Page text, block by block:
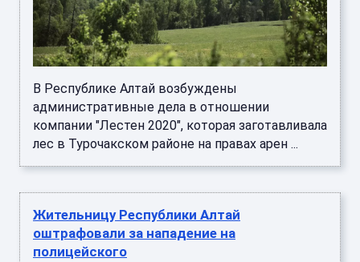
В Республике Алтай возбуждены
административные дела в отношении
компании "Лестен 2020", которая заготавливала
лес в Турочакском районе на правах арен ...
Жительницу Республики Алтай
оштрафовали за нападение на
полицейского